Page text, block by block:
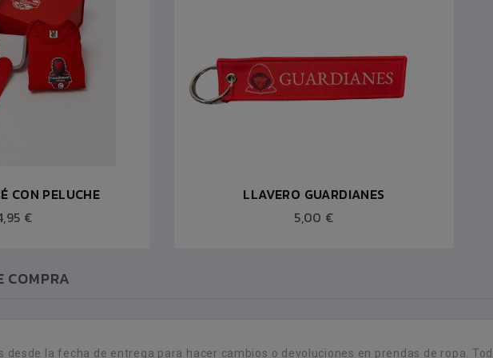
CON PELUCHE
€
LLAVERO GUARDIANES
5,00 €
COMPRA
desde la fecha de entrega para hacer cambios o devoluciones en prendas de ropa.